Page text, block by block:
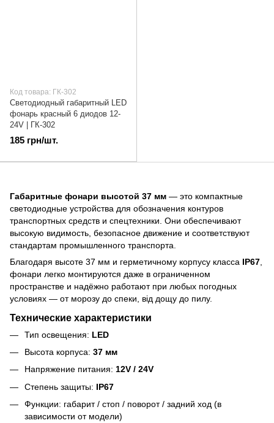
Код товара: ГК-302
Светодиодный габаритный LED
фонарь красный 6 диодов 12-
24V | ГК-302
185 грн/шт.
Габаритные фонари высотой 37 мм — это компактные
светодиодные устройства для обозначения контуров
транспортных средств и спецтехники. Они обеспечивают
высокую видимость, безопасное движение и соответствуют
стандартам промышленного транспорта.
Благодаря высоте 37 мм и герметичному корпусу класса IP67
фонари легко монтируются даже в ограниченном
пространстве и надёжно работают при любых погодных
условиях — от морозу до спеки, від дощу до пилу.
Технические характеристики
Тип освещения: LED
Высота корпуса: 37 мм
Напряжение питания: 12V / 24V
Степень защиты: IP67
Функции: габарит / стоп / поворот / задний ход (в
зависимости от модели)